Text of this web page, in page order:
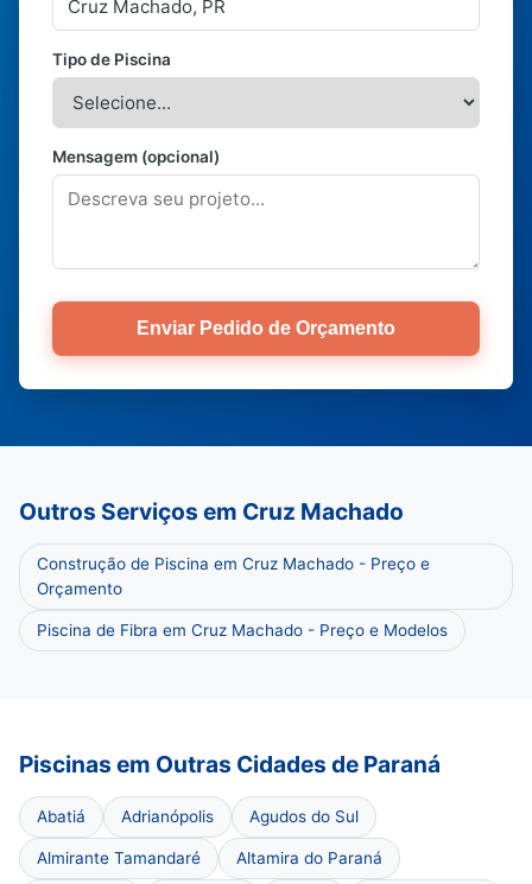
Tipo de Piscina
Mensagem (opcional)
Enviar Pedido de Orçamento
Outros Serviços em Cruz Machado
Construção de Piscina em Cruz Machado - Preço e
Orçamento
Piscina de Fibra em Cruz Machado - Preço e Modelos
Piscinas em Outras Cidades de Paraná
Abatiá Adrianópolis Agudos do Sul
Almirante Tamandaré Altamira do Paraná